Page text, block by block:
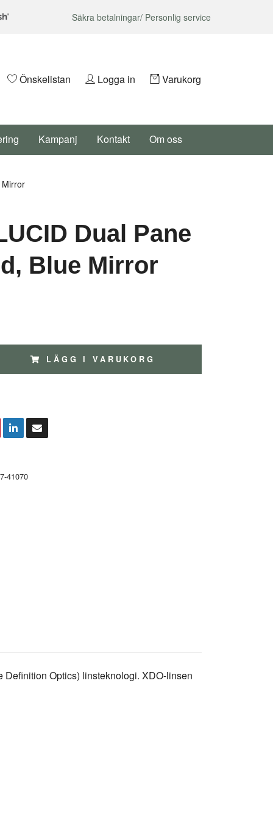
Säkra betalningar/ Personlig service
Önskelistan Logga in Varukorg
Kampanj Kontakt Om oss
Mirror
Dual Pane
Blue Mirror
LÄGG I VARUKORG
41070
Definition Optics) linsteknologi. XDO-linsen